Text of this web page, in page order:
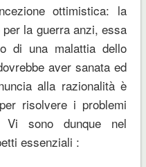
ottimistica: la
per la guerra anzi, essa
di una malattia dello
aver sanata ed
alla razionalità è
risolvere i problemi
Vi sono dunque nel
essenziali :